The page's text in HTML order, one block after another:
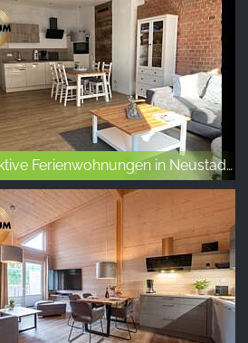
Attraktive Ferienwohnungen in Neustadt/Harz